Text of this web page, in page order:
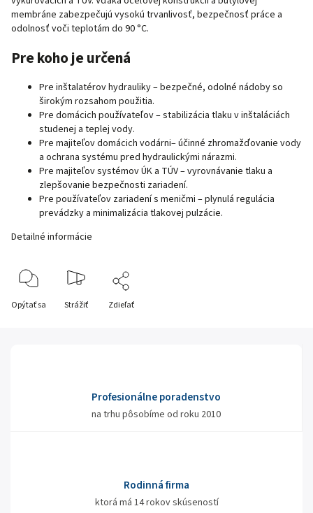
membráne zabezpečujú vysokú trvanlivosť, bezpečnosť práce a
odolnosť voči teplotám do 90 °C.
Pre koho je určená
Pre inštalatérov hydrauliky – bezpečné, odolné nádoby so
širokým rozsahom použitia.
Pre domácich používateľov – stabilizácia tlaku v inštaláciách
studenej a teplej vody.
Pre majiteľov domácich vodárni– účinné zhromažďovanie vody
a ochrana systému pred hydraulickými nárazmi.
Pre majiteľov systémov ÚK a TÚV – vyrovnávanie tlaku a
zlepšovanie bezpečnosti zariadení.
Pre používateľov zariadení s meničmi – plynulá regulácia
prevádzky a minimalizácia tlakovej pulzácie.
Detailné informácie
Opýtať sa Strážiť Zdieľať
Profesionálne poradenstvo
na trhu pôsobíme od roku 2010
Rodinná firma
ktorá má 14 rokov skúseností